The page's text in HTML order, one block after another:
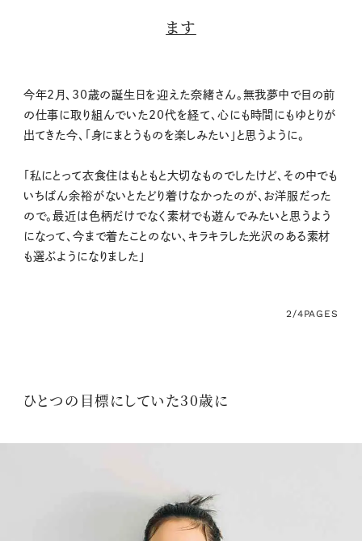
ます
今年2月、30歳の誕生日を迎えた奈緒さん。無我夢中で目の前
の仕事に取り組んでいた20代を経て、心にも時間にもゆとりが
出てきた今、「身にまとうものを楽しみたい」と思うように。
「私にとって衣食住はもともと大切なものでしたけど、その中でも
いちばん余裕がないとたどり着けなかったのが、お洋服だった
ので。最近は色柄だけでなく素材でも遊んでみたいと思うよう
になって、今まで着たことのない、キラキラした光沢のある素材
も選ぶようになりました」
2/4PAGES
ひとつの目標にしていた30歳に